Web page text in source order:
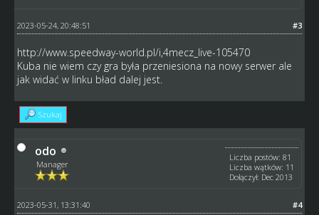
#3
2023-05-24, 20:48:51
http://www.speedway-world.pl/i,4mecz_live-105470
Kuba nie wiem czy gra była przeniesiona na nowy serwer ale
jak widać w linku bład dalej jest.
Szukaj
odo
Manager
Liczba postów: 81
Liczba wątków: 11
Dołączył: Dec 2013
#4
2023-05-31, 13:31:40